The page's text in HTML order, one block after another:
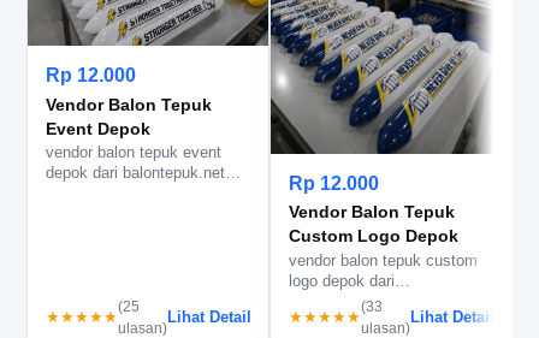
Rp 12.000
Vendor Balon Tepuk
Event Depok
vendor balon tepuk event
depok dari balontepuk.net
★★★★★
(25
ulasan)
Lihat Detail
Rp 12.000
Vendor Balon Tepuk
Custom Logo Depok
vendor balon tepuk custom
logo depok dari
balontepuk.net untuk cetak
rapi, warna…
★★★★★
(33
ulasan)
Lihat Detail